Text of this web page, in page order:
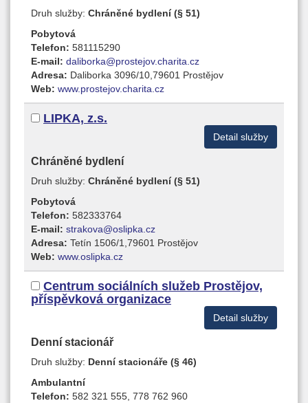
Druh služby: Chráněné bydlení (§ 51)
Pobytová
Telefon: 581115290
E-mail: daliborka@prostejov.charita.cz
Adresa: Daliborka 3096/10,79601 Prostějov
Web: www.prostejov.charita.cz
LIPKA, z.s.
Detail služby
Chráněné bydlení
Druh služby: Chráněné bydlení (§ 51)
Pobytová
Telefon: 582333764
E-mail: strakova@oslipka.cz
Adresa: Tetín 1506/1,79601 Prostějov
Web: www.oslipka.cz
Centrum sociálních služeb Prostějov,
příspěvková organizace
Detail služby
Denní stacionář
Druh služby: Denní stacionáře (§ 46)
Ambulantní
Telefon: 582 321 555, 778 762 960